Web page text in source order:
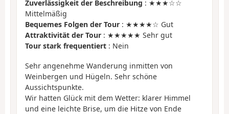
Zuverlässigkeit der Beschreibung : ★★★☆☆
Mittelmäßig
Bequemes Folgen der Tour : ★★★★☆ Gut
Attraktivität der Tour : ★★★★★ Sehr gut
Tour stark frequentiert : Nein
Sehr angenehme Wanderung inmitten von
Weinbergen und Hügeln. Sehr schöne
Aussichtspunkte.
Wir hatten Glück mit dem Wetter: klarer Himmel
und eine leichte Brise, um die Hitze von Ende